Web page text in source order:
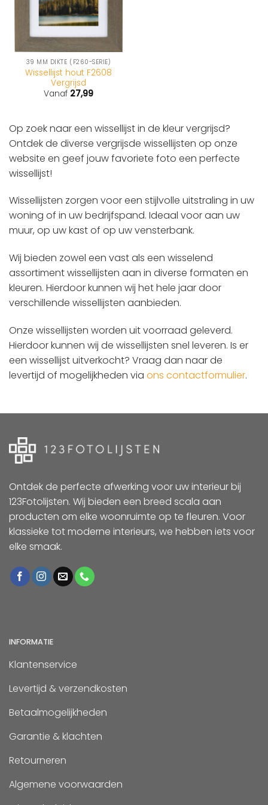
39 MM DIKTE (F260-SERIE)
Wissellijst hout F2608
Vergrijsd
Vanaf 27,99
Op zoek naar een wissellijst in de kleur vergrijsd?
Ontdek de diverse vergrijsde wissellijsten op onze
website en geef jouw favoriete foto een perfecte
wissellijst!
Wissellijsten zorgen voor een stijlvolle uitstraling in uw
woning of in uw bedrijfspand. Ideaal voor aan uw
muur, op uw kast of op uw vensterbank.
Wij bieden zowel een vast als een wisselend
assortiment wissellijsten aan in diverse formaten en
kleuren. Hierdoor kunnen wij het hele jaar door
verschillende wissellijsten aanbieden.
Onze wissellijsten worden uit voorraad geleverd.
Hierdoor kunnen wij de wissellijsten snel leveren. Is er
een wissellijst uitverkocht? Vraag dan naar de
levertijd of mogelijkheden via ons contactformulier.
Ontdek de perfecte afwerking voor uw interieur bij
123Fotolijsten. Wij bieden een breed scala aan
producten om elke woonruimte op te fleuren. Voor
klassieke tot moderne interieurs, we hebben iets voor
elke smaak.
INFORMATIE
Klantenservice
Levertijd & verzendkosten
Betaalmogelijkheden
Garantie & klachten
Retourneren
Algemene voorwaarden